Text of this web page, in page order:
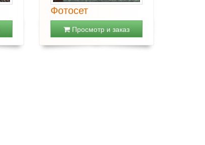
Фотосет
Просмотр и заказ